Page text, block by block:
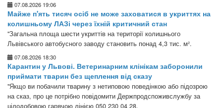
07.08.2026 19:06
Майже п'ять тисяч осіб не може заховатися в укриттях на
колишньому ЛАЗі через їхній критичний стан
"Загальна площа шести укриттів на території колишнього
Львівського автобусного заводу становить понад 4,3 тис. м².
07.08.2026 18:30
Карантин у Львові. Ветеринарним клінікам заборонили
приймати тварин без щеплення від сказу
"Якщо ви побачили тварину з нетиповою поведінкою або підозрою
на сказ, про це потрібно повідомити Держпродспоживслужбу за
цілодобовою гарячою лінією 050 230 04 28.